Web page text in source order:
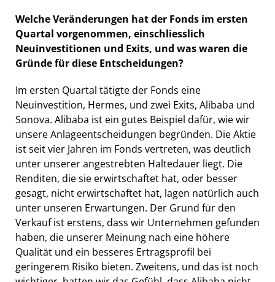
Welche Veränderungen hat der Fonds im ersten
Quartal vorgenommen, einschliesslich
Neuinvestitionen und Exits, und was waren die
Gründe für diese Entscheidungen?
Im ersten Quartal tätigte der Fonds eine
Neuinvestition, Hermes, und zwei Exits, Alibaba und
Sonova. Alibaba ist ein gutes Beispiel dafür, wie wir
unsere Anlageentscheidungen begründen. Die Aktie
ist seit vier Jahren im Fonds vertreten, was deutlich
unter unserer angestrebten Haltedauer liegt. Die
Renditen, die sie erwirtschaftet hat, oder besser
gesagt, nicht erwirtschaftet hat, lagen natürlich auch
unter unseren Erwartungen. Der Grund für den
Verkauf ist erstens, dass wir Unternehmen gefunden
haben, die unserer Meinung nach eine höhere
Qualität und ein besseres Ertragsprofil bei
geringerem Risiko bieten. Zweitens, und das ist noch